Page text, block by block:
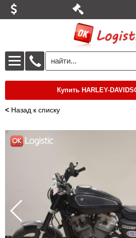
Купить HARLEY-
< Назад к списку